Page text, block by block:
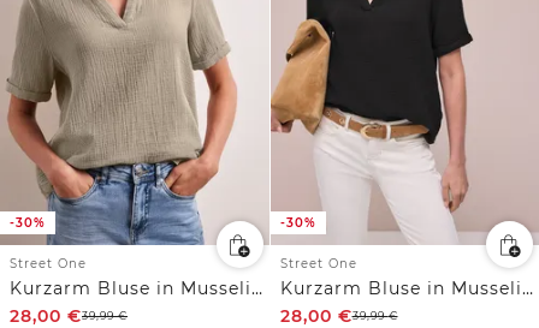
-30%
Street One
Kurzarm Bluse in Musselinqualität mit Turn-Up
28,00 €39,99€
-30%
Street One
Kurzarm Bluse in Musselinqualität mit Turn-Up
28,00 €39,99€